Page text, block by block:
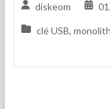
diskeom
clé USB, monolith